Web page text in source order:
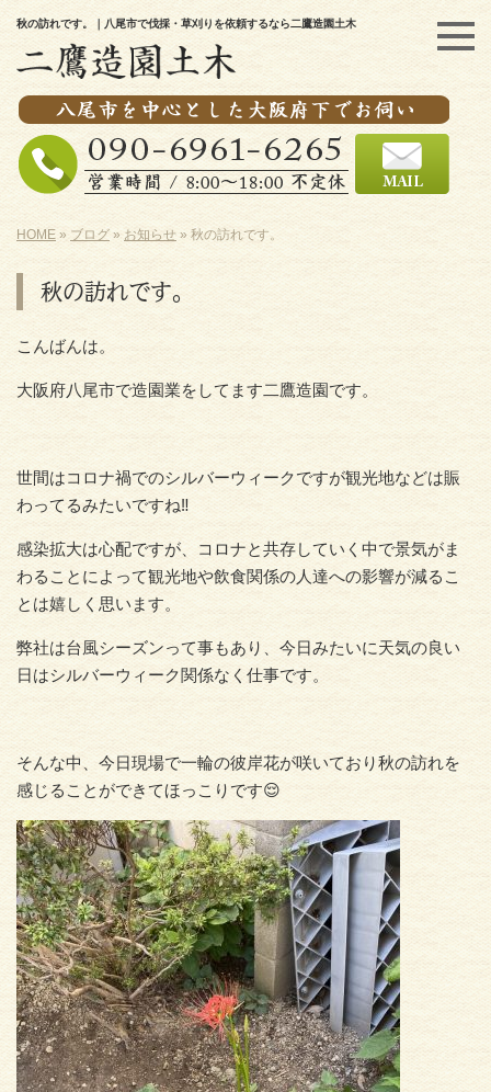
秋の訪れです。｜八尾市で伐採・草刈りを依頼するなら二鷹造園土木
HOME » ブログ » お知らせ » 秋の訪れです。
秋の訪れです。
こんばんは。
大阪府八尾市で造園業をしてます二鷹造園です。
世間はコロナ禍でのシルバーウィークですが観光地などは賑
わってるみたいですね‼︎
感染拡大は心配ですが、コロナと共存していく中で景気がま
わることによって観光地や飲食関係の人達への影響が減るこ
とは嬉しく思います。
弊社は台風シーズンって事もあり、今日みたいに天気の良い
日はシルバーウィーク関係なく仕事です。
そんな中、今日現場で一輪の彼岸花が咲いており秋の訪れを
感じることができてほっこりです😌